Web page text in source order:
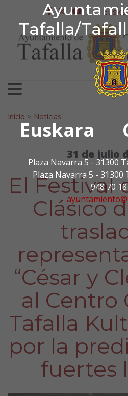
Tafalla/
Euskara
Plaza Navarra 5 - 31300
Plaza Navarra 5 - 31300
948 70
Ir al contenidofacebook
twitter
youtube
Search for:
Inicio > Noticias
31 de julio
El Festival
Clásico
“César y
al Centro
Tafalla
por la
fuertes